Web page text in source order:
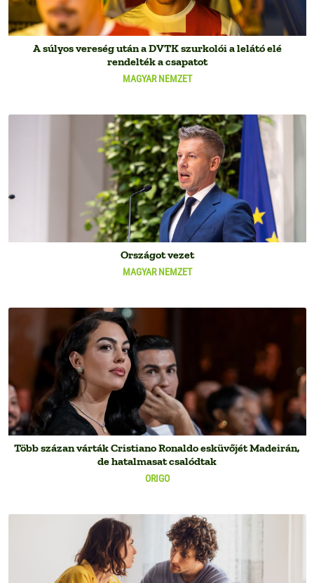
MAGYAR NEMZET
A súlyos vereség után a DVTK szurkolói a lelátó elé
rendelték a csapatot
MAGYAR NEMZET
Országot vezet
ORIGO
Több százan várták Cristiano Ronaldo esküvőjét Madeirán,
de hatalmasat csalódtak